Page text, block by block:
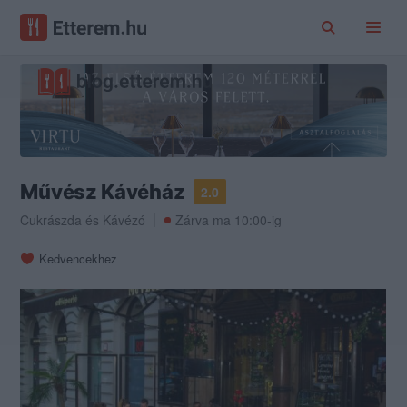
Művész Kávéház
2.0
Cukrászda és Kávézó Zárva ma 10:00-ig
Kedvencekhez